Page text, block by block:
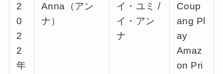
2
0
2
2
年
Anna（アン
ナ）
イ・ユミ /
イ・アン
ナ
Coup
ang Pl
ay
Amaz
on Pri